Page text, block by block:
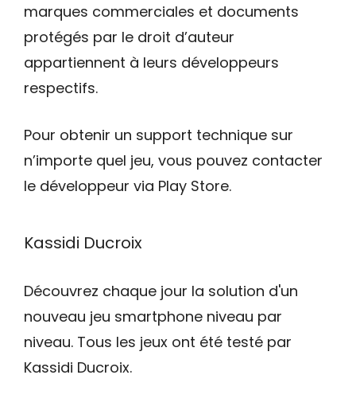
marques commerciales et documents
protégés par le droit d’auteur
appartiennent à leurs développeurs
respectifs.
Pour obtenir un support technique sur
n’importe quel jeu, vous pouvez contacter
le développeur via Play Store.
Kassidi Ducroix
Découvrez chaque jour la solution d'un
nouveau jeu smartphone niveau par
niveau. Tous les jeux ont été testé par
Kassidi Ducroix.